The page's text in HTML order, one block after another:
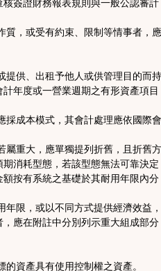
簽證財務報表規則與一般公認審計
質，或受有約束、限制等情事者，
提供、出租予他人或供管理目的而
年度或一營業週期之有形資產項目
採成本模式，其會計處理應依國際
屬重大，應單獨提列折舊，且折舊
消耗型態，若該型態無法可靠決定
按有系統之基礎於其耐用年限內分
年限，或以不同方式提供經濟效益
應在附註中分別列示重大組成部分
的資產具有使用控制權之資產。